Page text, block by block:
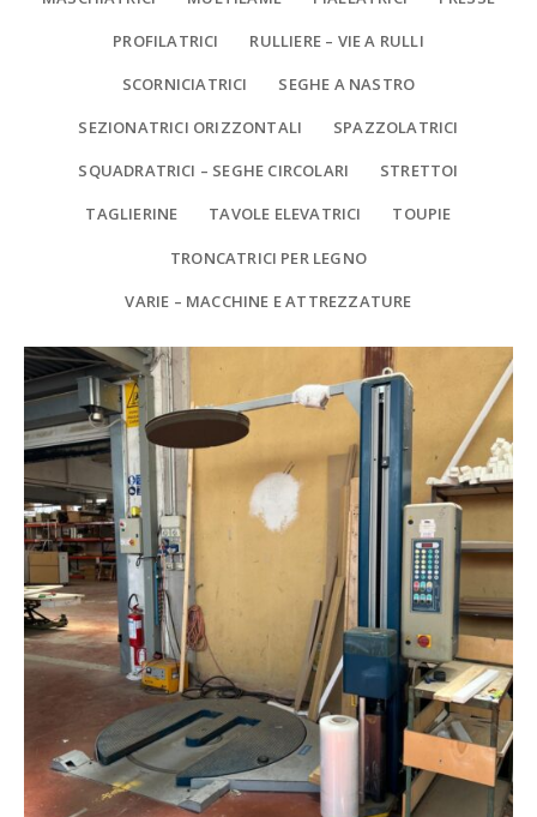
PROFILATRICI RULLIERE – VIE A RULLI
SCORNICIATRICI SEGHE A NASTRO
SEZIONATRICI ORIZZONTALI SPAZZOLATRICI
SQUADRATRICI – SEGHE CIRCOLARI STRETTOI
TAGLIERINE TAVOLE ELEVATRICI TOUPIE
TRONCATRICI PER LEGNO
VARIE – MACCHINE E ATTREZZATURE